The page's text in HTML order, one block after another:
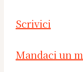
Scrivici
Mandaci un